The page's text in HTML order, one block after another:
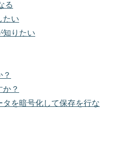
る
たい
知りたい
？
を暗号化して保存を行な